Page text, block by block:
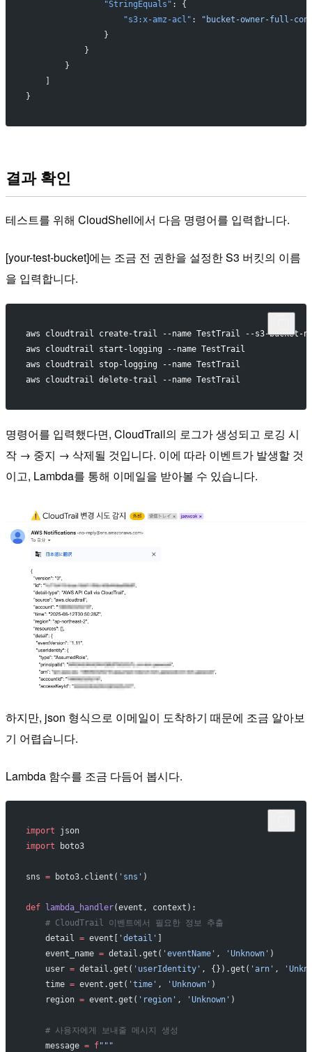
                "StringEquals"
: {
                    "s3:x-amz-acl"
:
"bucket-owner-full-
                }
            }
        }
}
결과 확인
테스트를 위해 CloudShell에서 다음 명령어를 입력합니다.
[your-test-bucket]에는 조금 전 권한을 설정한 S3 버킷의 이름
을 입력합니다.
aws cloudtrail create-trail --name TestTrail --s3-bucket-
aws cloudtrail start-logging --name TestTrail
aws cloudtrail stop-logging --name TestTrail
aws cloudtrail delete-trail --name TestTrail
명령어를 입력했다면, CloudTrail의 로그가 생성되고 로깅 시
작 → 중지 → 삭제될 것입니다. 이에 따라 이벤트가 발생할 것
이고, Lambda를 통해 이메일을 받아볼 수 있습니다.
하지만, json 형식으로 이메일이 도착하기 때문에 조금 알아보
기 어렵습니다.
Lambda 함수를 조금 다듬어 봅시다.
import json
import boto3
sns = boto3.client( 'sns' )
def lambda_handler(event, context):
    # CloudTrail 이벤트에서 필요한 정보 추출
    detail
= event[ 'detail'
    event_name
= detail.get( 'eventName' , 'Unknown' )
    user
= detail.get( 'userIdentity' , {}).get( 'arn' ,
    time
= event.get( 'time' , 'Unknown' )
    region
= event.get( 'region' , 'Unknown' )
    # 사용자에게 보내줄 메시지 생성
    message
= f"""